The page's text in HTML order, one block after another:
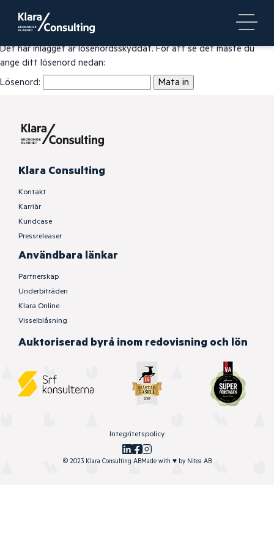
Det här inlägget är lösenordsskyddat. För att se det måste du
ange ditt lösenord nedan:
Lösenord:
Klara Consulting
Kontakt
Karriär
Kundcase
Pressreleaser
Användbara länkar
Partnerskap
Underbiträden
Klara Online
Visselblåsning
Auktoriserad byrå inom redovisning och lön
Integritetspolicy
© 2023 Klara Consulting ABMade with ♥by Nitea AB